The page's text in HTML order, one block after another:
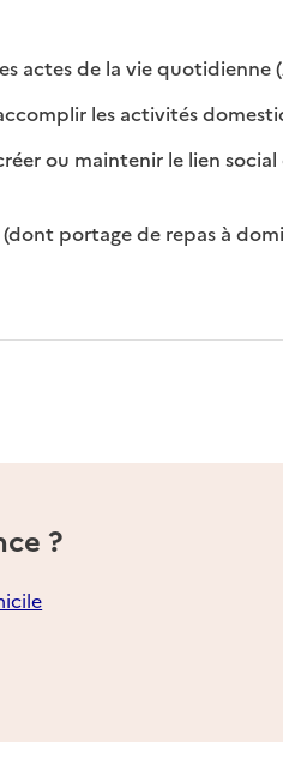
actes de la vie quotidienne
les activités
ou maintenir le lien social
portage de repas à
?